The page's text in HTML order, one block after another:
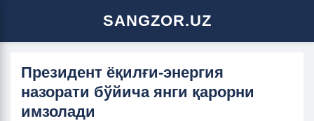
SANGZOR.UZ
Президент ёқилғи-энергия
назорати бўйича янги қарорни
имзолади